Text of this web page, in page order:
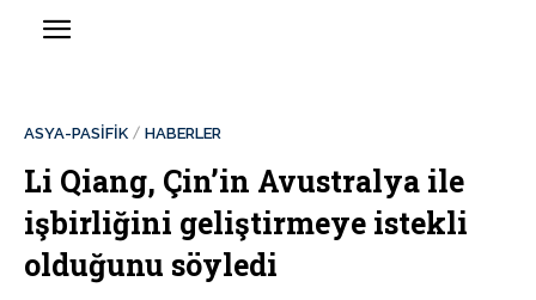
ASYA-PASİFİK HABERLER
Li Qiang, Çin’in Avustralya ile
işbirliğini geliştirmeye istekli
olduğunu söyledi